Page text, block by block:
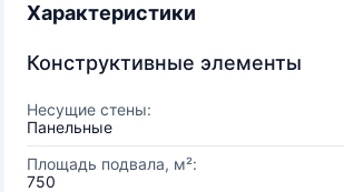
Характеристики
Конструктивные элементы
Несущие стены:
Панельные
Площадь подвала, м²:
750